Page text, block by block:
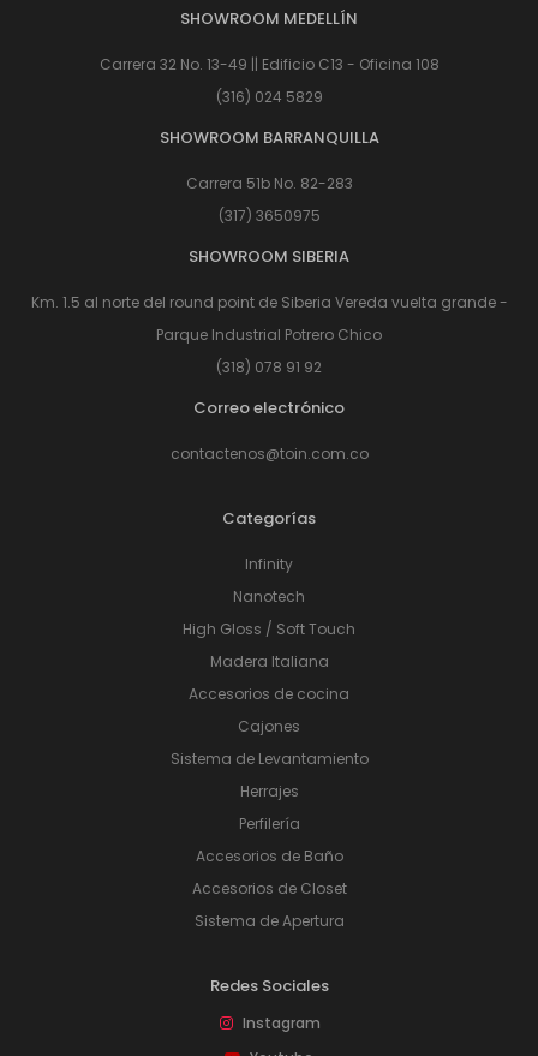
SHOWROOM MEDELLÍN
Carrera 32 No. 13-49 || Edificio C13 - Oficina 108
(316) 024 5829
SHOWROOM BARRANQUILLA
Carrera 51b No. 82-283
(317) 3650975
SHOWROOM SIBERIA
Km. 1.5 al norte del round point de Siberia Vereda vuelta grande -
Parque Industrial Potrero Chico
(318) 078 91 92
Correo electrónico
contactenos@toin.com.co
Categorías
Infinity
Nanotech
High Gloss / Soft Touch
Madera Italiana
Accesorios de cocina
Cajones
Sistema de Levantamiento
Herrajes
Perfilería
Accesorios de Baño
Accesorios de Closet
Sistema de Apertura
Redes Sociales
Instagram